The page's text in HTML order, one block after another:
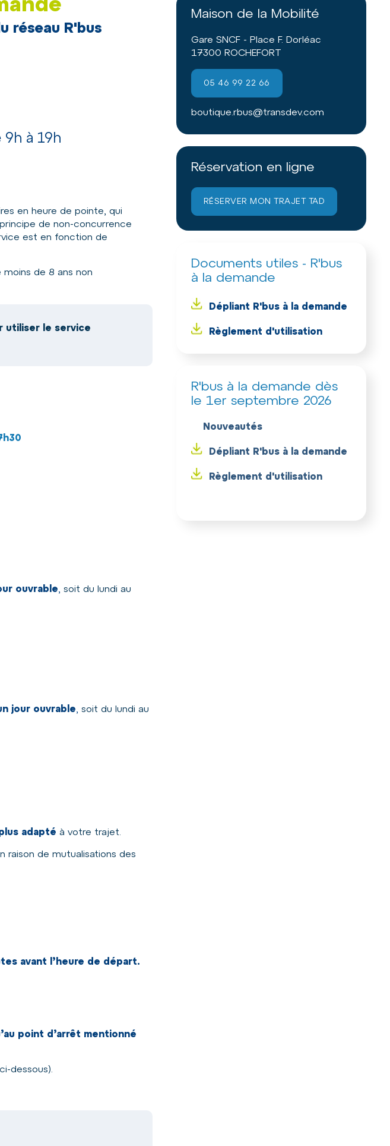
Maison de la Mobilité
Gare SNCF - Place F. Dorléac
17300 ROCHEFORT
05 46 99 22 66
boutique.rbus@transdev.com
Réservation en ligne
RÉSERVER MON TRAJET TAD
Documents utiles - R'bus
à la demande
Dépliant R'bus à la demande
Règlement d'utilisation
R'bus à la demande dès
le 1er septembre 2026
Nouveautés
Dépliant R'bus à la demande
Règlement d'utilisation
réseau R'bus
9h à 19h
en heure de pointe, qui
de non-concurrence
est en fonction de
de 8 ans non
utiliser le service
ouvrable,soit du lundi au
jour ouvrable,soit du lundi au
adapté à votre trajet.
raison de mutualisations des
avant l’heure de départ.
point d’arrêt mentionné
dessous).